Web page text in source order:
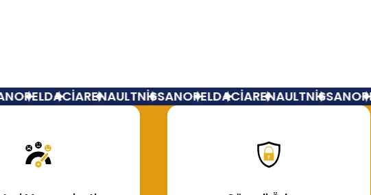
OPELDACİARENAULTNİSSANOPELDACİARENAULTNİSSANOPEL